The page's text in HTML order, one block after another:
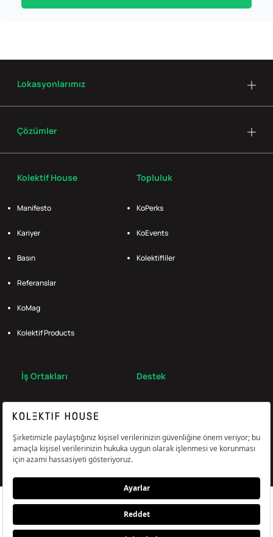
Kolektif House
Manifesto
Kariyer
Basın
Referanslar
KoMag
Kolektif Products
Topluluk
KoPerks
KoEvents
Kolektifliler
İş Ortakları Destek
Lokasyonlarımız
Çözümler
Çerez Tercihlerini Yönetin